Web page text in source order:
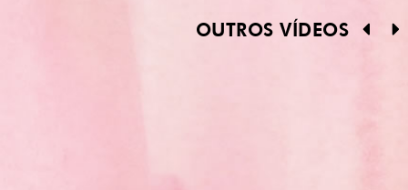
OUTROS VÍDEOS